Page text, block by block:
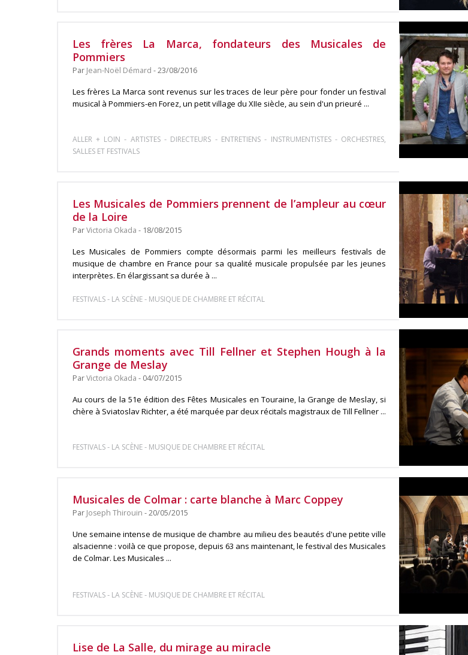
Les frères La Marca, fondateurs des Musicales de
Pommiers
Par Jean-Noël Démard - 23/08/2016
Les frères La Marca sont revenus sur les traces de leur père pour fonder un festival
musical à Pommiers-en Forez, un petit village du XIIe siècle, au sein d'un prieuré ...
ALLER + LOIN - ARTISTES- DIRECTEURS - ENTRETIENS - INSTRUMENTISTES- ORCHESTRES,
SALLES ET FESTIVALS
Les Musicales de Pommiers prennent de l’ampleur au cœur
de la Loire
ParVictoria Okada - 18/08/2015
Les Musicales de Pommiers compte désormais parmi les meilleurs festivals de
musique de chambre en France pour sa qualité musicale propulsée par les jeunes
interprètes. En élargissant sa durée à ...
FESTIVALS- LA SCÈNE- MUSIQUE DE CHAMBRE ET RÉCITAL
Grands moments avec Till Fellner et Stephen Hough à la
Grange de Meslay
ParVictoria Okada - 04/07/2015
Au cours de la 51e édition des Fêtes Musicales en Touraine, la Grange de Meslay, si
chère à Sviatoslav Richter, a été marquée par deux récitals magistraux de Till Fellner ...
FESTIVALS- LA SCÈNE- MUSIQUE DE CHAMBRE ET RÉCITAL
Musicales de Colmar : carte blanche à Marc Coppey
Par Joseph Thirouin - 20/05/2015
Une semaine intense de musique de chambre au milieu des beautés d'une petite ville
alsacienne : voilà ce que propose, depuis 63 ans maintenant, le festival des Musicales
de Colmar. Les Musicales ...
FESTIVALS- LA SCÈNE- MUSIQUE DE CHAMBRE ET RÉCITAL
Lise de La Salle, du mirage au miracle